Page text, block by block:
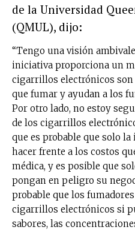
de la Universidad
(QMUL), dijo:
“Tengo una visión
iniciativa proporciona un
cigarrillos electrónicos
que fumar y ayudan a los
Por otro lado, no estoy
de los cigarrillos
que es probable que solo
hacer frente a los costos
médica, y es posible que
pongan en peligro su
probable que los
cigarrillos electrónicos si
sabores, las